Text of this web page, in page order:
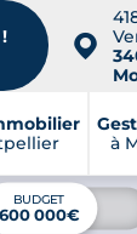
📍
à
BUDGET
600 000€